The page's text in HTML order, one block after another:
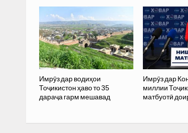
Имрӯз дар водиҳои
Тоҷикистон ҳаво то 35
дараҷа гарм мешавад
Имрӯз дар
миллии
матбуотӣ